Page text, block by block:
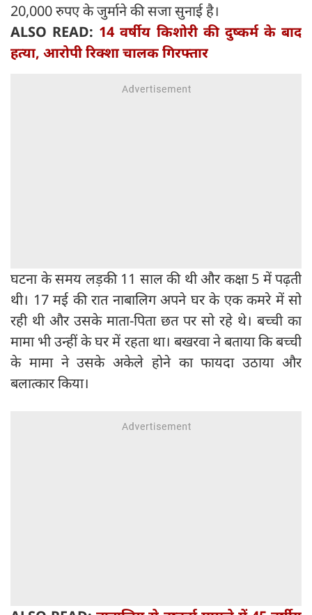
20,000 रुपए के जुर्माने की सजा सुनाई है।
ALSO READ: 14 वर्षीय किशोरी की दुष्‍कर्म के बाद
हत्या, आरोपी रिक्‍शा चालक गिरफ्तार
घटना के समय लड़की 11 साल की थी और कक्षा 5 में पढ़ती
थी। 17 मई की रात नाबालिग अपने घर के एक कमरे में सो
रही थी और उसके माता-पिता छत पर सो रहे थे। बच्ची का
मामा भी उन्हीं के घर में रहता था। बखरवा ने बताया कि बच्ची
के मामा ने उसके अकेले होने का फायदा उठाया और
बलात्कार किया।